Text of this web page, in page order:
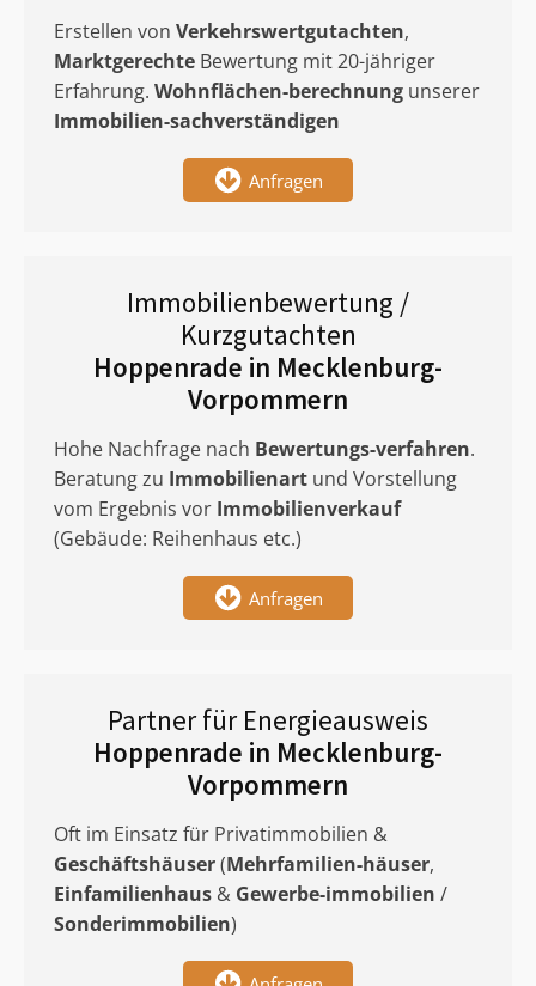
Erstellen von Verkehrswertgutachten,
Marktgerechte Bewertung mit 20-jähriger
Erfahrung. Wohnflächen-berechnung unserer
Immobilien-sachverständigen
Anfragen
Immobilienbewertung /
Kurzgutachten
Hoppenrade in Mecklenburg-
Vorpommern
Hohe Nachfrage nach Bewertungs-verfahren.
Beratung zu Immobilienart und Vorstellung
vom Ergebnis vor Immobilienverkauf
(Gebäude: Reihenhaus etc.)
Anfragen
Partner für Energieausweis
Hoppenrade in Mecklenburg-
Vorpommern
Oft im Einsatz für Privatimmobilien &
Geschäftshäuser(Mehrfamilien-häuser,
Einfamilienhaus & Gewerbe-immobilien /
Sonderimmobilien)